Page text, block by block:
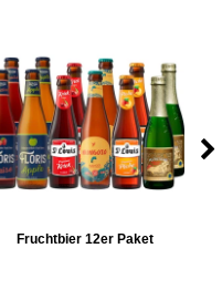
Fruchtbier 12er Paket